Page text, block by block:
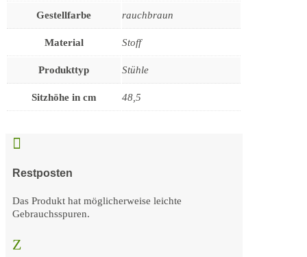
Gestellfarbe rauchbraun
Material Stoff
Produkttyp Stühle
Sitzhöhe in cm 48,5

Restposten
Das Produkt hat möglicherweise leichte
Gebrauchsspuren.
Z